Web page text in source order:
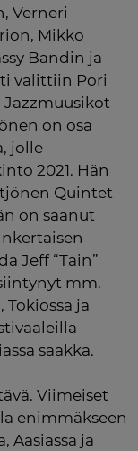
Verneri
Mikko
Bandin ja
valittiin Pori
Jazzmuusikot
on osa
jolle
2021. Hän
Quintet
on saanut
Jeff “Tain”
mm.
Tokiossa ja
saakka.
Viimeiset
enimmäkseen
Aasiassa ja